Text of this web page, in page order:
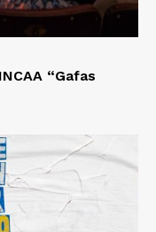
“Gafas